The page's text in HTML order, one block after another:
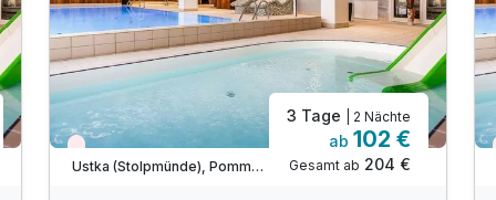
Wieder frei ab September
Ustka (Stolpmünde), Pommersche Ostseeküste
3 Tage | 2 Nächte
ab 102 €
Gesamt ab 204 €